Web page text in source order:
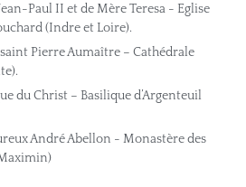
Paul II et de Mère Teresa - Eglise
(Indre et Loire).
Pierre Aumaître – Cathédrale
du Christ – Basilique d’Argenteuil
André Abellon - Monastère des